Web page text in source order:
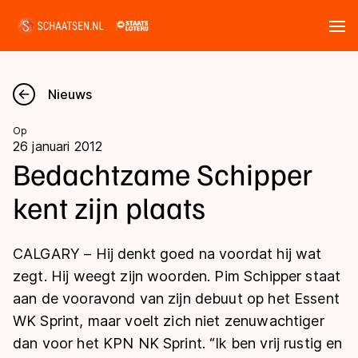
Nieuws
Kalender
Disciplines
Langebaan
Shorttrack
Inlineskaten
Uitslagen
Langebaan
Shorttrack
Marathon
Tijden & historie
Ranglijsten Langebaan
Nieuws
Op
26 januari 2012
Bedachtzame Schipper
kent zijn plaats
CALGARY – Hij denkt goed na voordat hij wat
zegt. Hij weegt zijn woorden. Pim Schipper staat
aan de vooravond van zijn debuut op het Essent
WK Sprint, maar voelt zich niet zenuwachtiger
dan voor het KPN NK Sprint. “Ik ben vrij rustig en